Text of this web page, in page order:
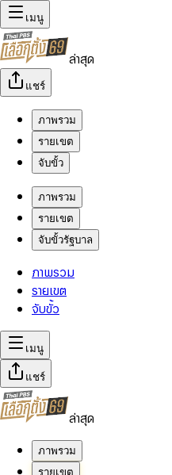
เมนู
ล่าสุด
แชร์
ภาพรวม
รายเขต
จับขั้ว
ภาพรวม
รายเขต
จับขั้วรัฐบาล
ภาพรวม
รายเขต
จับขั้ว
เมนู
แชร์
ล่าสุด
ภาพรวม
รายเขต